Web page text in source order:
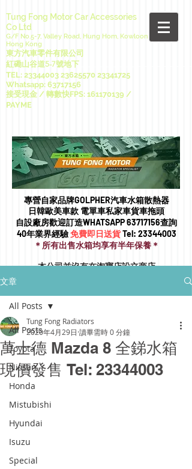
Tung Fong Motor Car Accessories
Co Ltd
G/F No.5-7, Valley Road, Hung Hom, Kowloon
Hong Kong
東方汽車零件有限公司
紅磡山谷道5-7號地下
TEL: 23344003 23625570 23341725
Whatsapp: 63717156
接受現金 / 轉數快FPS: 161170139 /
PAYME
專營自家品牌GOLPHER汽車水箱散熱器
日韓歐美車款 電單車私家車貨車拖頭​
自設廠房歡迎訂造WHATSAPP63717156查詢
40年業界經驗免費即日送貨Tel: 23344003
＊所有出售水箱均享有半年保養＊
本公司並沒有在淘寶店設立商店
文章
All Posts
Toyota
Nissan
Honda
Mistubishi
Hyundai
Isuzu
Special
All Posts
萬士德 Mazda 8 全銻水箱
現價發售 Tel: 23344003
Tung Fong Radiators
2020年4月29日 讀畢需時 0 分鐘